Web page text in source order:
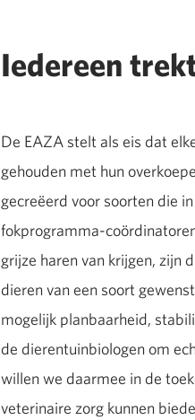
Iedereen
De EAZA stelt als eis dat
gehouden met hun
gecreëerd voor soorten die
fokprogramma-
grijze haren van krijgen, zijn
dieren van een soort
mogelijk planbaarheid,
de dierentuinbiologen om
willen we daarmee in de
veterinaire zorg kunnen